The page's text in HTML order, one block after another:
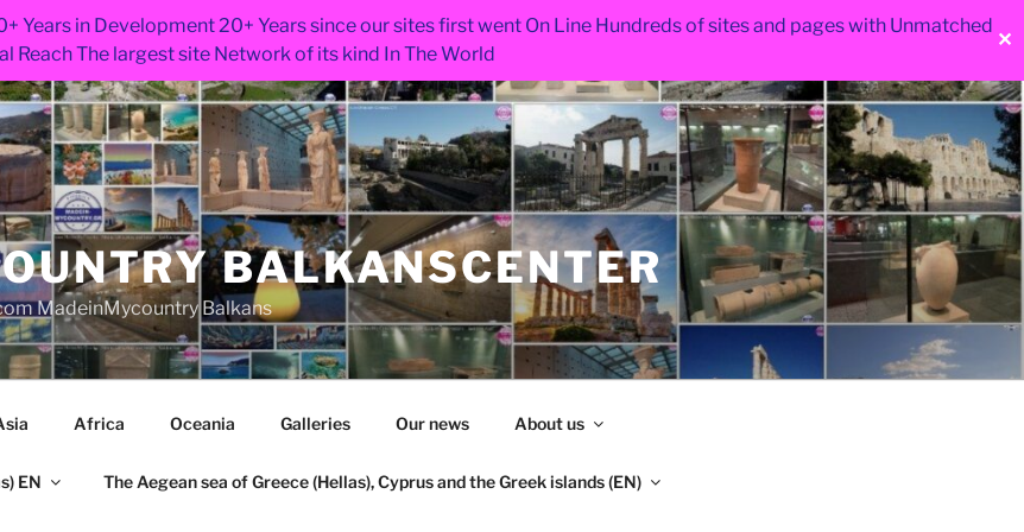
Years in Development 20+ Years since our sites first went On Line Hundreds of sites and pages with Unmatched
Reach The largest site Network of its kind In The World
✕
BALKANSCENTER
MadeinMycountry Balkans
Africa Oceania Galleries Our news About us
EN The Aegean sea of Greece (Hellas), Cyprus and the Greek islands (EN)